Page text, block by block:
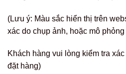
(Lưu ý: Màu sắc hiển thị trên
xác do chụp ảnh, hoặc mô
Khách hàng vui lòng kiểm tra
đặt hàng)